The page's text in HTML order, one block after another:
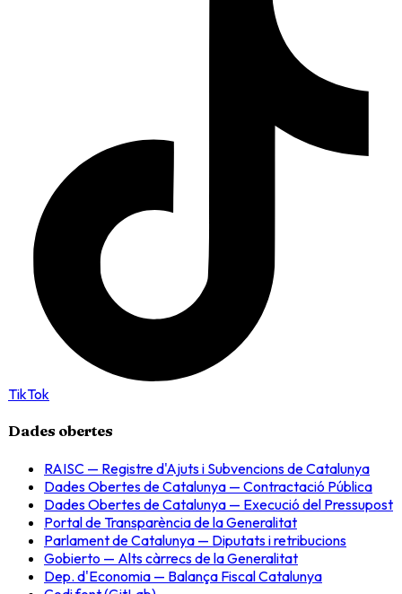
TikTok
Dades obertes
RAISC — Registre d'Ajuts i Subvencions de Catalunya
Dades Obertes de Catalunya — Contractació Pública
Dades Obertes de Catalunya — Execució del Pressupost
Portal de Transparència de la Generalitat
Parlament de Catalunya — Diputats i retribucions
Gobierto — Alts càrrecs de la Generalitat
Dep. d'Economia — Balança Fiscal Catalunya